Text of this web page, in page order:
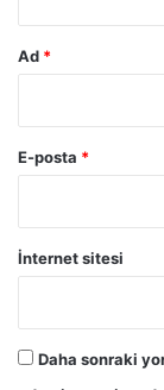
Ad *
E-posta *
İnternet sitesi
Daha sonraki